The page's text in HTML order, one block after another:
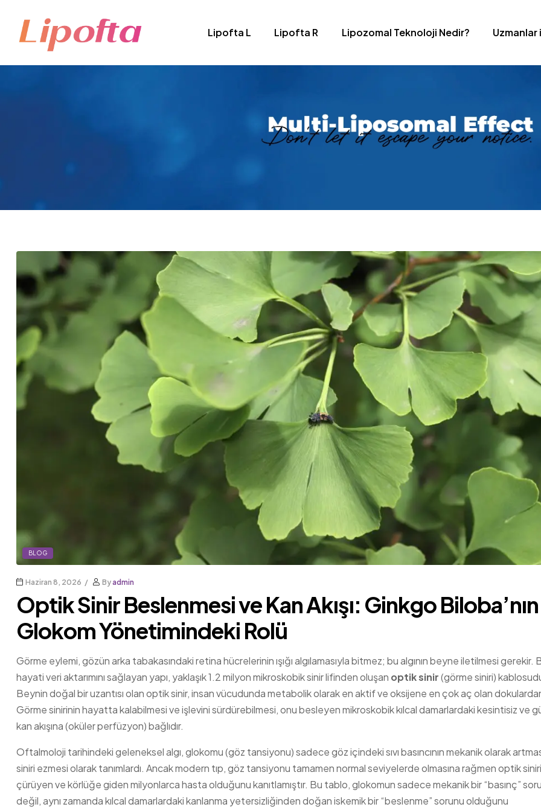
Lipofta
Lipofta L Lipofta R Lipozomal Teknoloji Nedir? Uzmanlar
BLOG
Haziran 8, 2026 Byadmin
Optik Sinir Beslenmesi ve Kan Akışı: Ginkgo Biloba’nın
Glokom Yönetimindeki Rolü
Görme eylemi, gözün arka tabakasındaki retina hücrelerinin ışığı algılamasıyla bitmez; bu algının beyne iletilmesi gerekir.
hayati veri aktarımını sağlayan yapı, yaklaşık 1.2 milyon mikroskobik sinir lifinden oluşan optik sinir(görme siniri)
Beynin doğal bir uzantısı olan optik sinir, insan vücudunda metabolik olarak en aktif ve oksijene en çok aç olan
Görme sinirinin hayatta kalabilmesi ve işlevini sürdürebilmesi, onu besleyen mikroskobik kılcal damarlardaki kesintisiz ve
kan akışına (oküler perfüzyon) bağlıdır.
Oftalmoloji tarihindeki geleneksel algı, glokomu (göz tansiyonu) sadece göz içindeki sıvı basıncının mekanik olarak
siniri ezmesi olarak tanımlardı. Ancak modern tıp, göz tansiyonu tamamen normal seviyelerde olmasına rağmen optik siniri
çürüyen ve körlüğe giden milyonlarca hasta olduğunu kanıtlamıştır. Bu tablo, glokomun sadece mekanik bir “basınç”
değil, aynı zamanda kılcal damarlardaki kanlanma yetersizliğinden doğan iskemik bir “beslenme” sorunu olduğunu